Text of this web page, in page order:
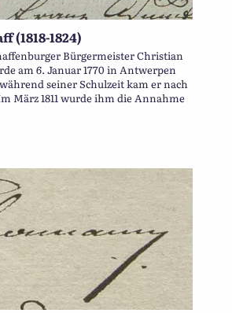
(1818-1824)
Bürgermeister Christian
am 6. Januar 1770 in Antwerpen
seiner Schulzeit kam er nach
März 1811 wurde ihm die Annahme